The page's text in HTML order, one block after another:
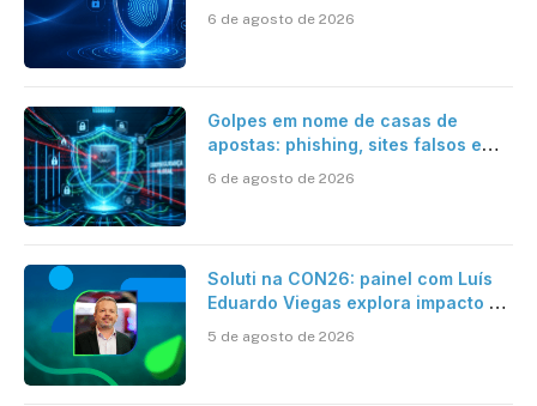
6 de agosto de 2026
Golpes em nome de casas de
apostas: phishing, sites falsos e
6 de agosto de 2026
Soluti na CON26: painel com Luís
Eduardo Viegas explora impacto de
dados e IA na eficiência da
5 de agosto de 2026